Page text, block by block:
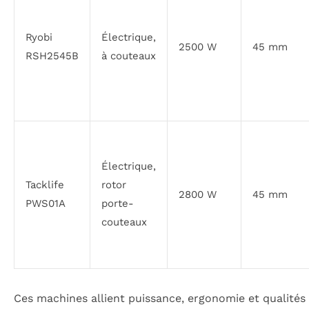
Ryobi
RSH2545B
Électrique,
à couteaux
2500 W 45 mm
Tacklife
PWS01A
Électrique,
rotor
porte-
couteaux
2800 W 45 mm
Ces machines allient puissance, ergonomie et